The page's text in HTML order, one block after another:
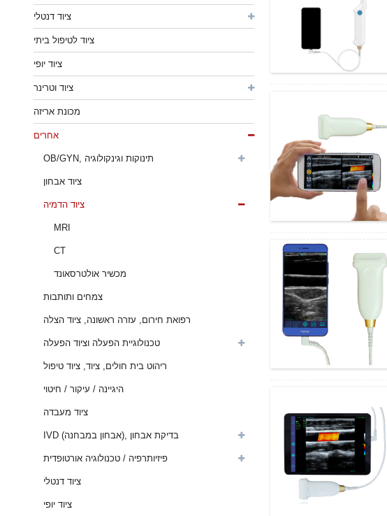
ציוד דנטלי
ציוד לטיפול ביתי
ציוד יופי
ציוד וטרינר
מכונת אריזה
אחרים
OB/GYN, תינוקות וגינקולוגיה
ציוד אבחון
ציוד הדמיה
MRI
CT
מכשיר אולטרסאונד
צמחים ותותבות
רפואת חירום, עזרה ראשונה, ציוד הצלה
טכנולוגיית הפעלה וציוד הפעלה
ריהוט בית חולים, ציוד, ציוד טיפול
היגיינה / עיקור / חיטוי
ציוד מעבדה
IVD (אבחון במבחנה), בדיקת אבחון
פיזיותרפיה / טכנולוגיה אורטופדית
ציוד דנטלי
ציוד יופי